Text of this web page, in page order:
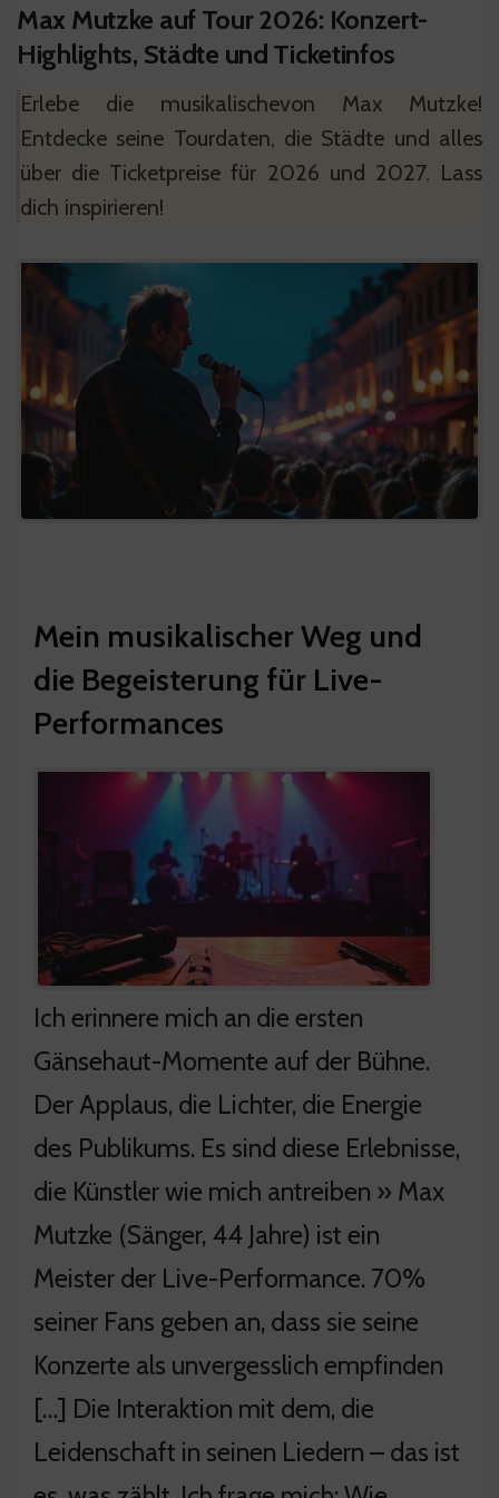
Max Mutzke auf Tour 2026: Konzert-
Highlights, Städte und Ticketinfos
Erlebe die musikalischevon Max Mutzke!
Entdecke seine Tourdaten, die Städte und alles
über die Ticketpreise für 2026 und 2027. Lass
dich inspirieren!
Mein musikalischer Weg und
die Begeisterung für Live-
Performances
Ich erinnere mich an die ersten
Gänsehaut-Momente auf der Bühne.
Der Applaus, die Lichter, die Energie
des Publikums. Es sind diese Erlebnisse,
die Künstler wie mich antreiben » Max
Mutzke (Sänger, 44 Jahre) ist ein
Meister der Live-Performance. 70%
seiner Fans geben an, dass sie seine
Konzerte als unvergesslich empfinden
[…] Die Interaktion mit dem, die
Leidenschaft in seinen Liedern – das ist